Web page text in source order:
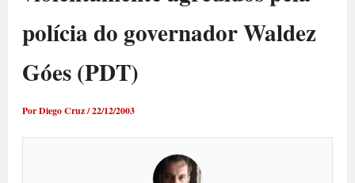
polícia do governador Waldez
Góes (PDT)
PorDiego Cruz/22/12/2003